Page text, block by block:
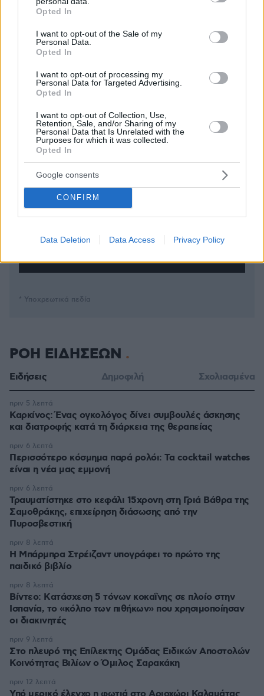
grant or deny consent to Google and its third-party tags to
use your data for below specified purposes in below Google
consent section.
Opted In
I want to opt-out of the Sale of my
Personal Data.
Opted In
I want to opt-out of processing my
Personal Data for Targeted Advertising.
Opted In
I want to opt-out of Collection, Use,
Retention, Sale, and/or Sharing of my
Personal Data that Is Unrelated with the
Purposes for which it was collected.
Opted In
Google consents
CONFIRM
Data Deletion Data Access Privacy Policy
ΣΧΌΛΙΟ *
Απομένουν2500 χαρακτήρες
* Υποχρεωτικά πεδία
ΡΟΗ ΕΙΔΗΣΕΩΝ
Ειδήσεις Δημοφιλή Σχολιασμένα
Καρκίνος: Ένας ογκολόγος δίνει συμβουλές άσκησης
και διατροφής κατά τη διάρκεια της θεραπείας
πριν 5 λεπτά
Περισσότερο κόσμημα παρά ρολόι: Τα cocktail watches
είναι η νέα μας εμμονή
πριν 6 λεπτά
Τραυματίστηκε στο κεφάλι 15χρονη στη Γριά Βάθρα της
Σαμοθράκης, επιχείρηση διάσωσης από την
Πυροσβεστική
πριν 6 λεπτά
Η Μπάρμπρα Στρέιζαντ υπογράφει το πρώτο της
παιδικό βιβλίο
πριν 8 λεπτά
Βίντεο: Kατάσχεση 5 τόνων κοκαΐνης σε πλοίο στην
Ισπανία, το «κόλπο των πιθήκων» που χρησιμοποίησαν
οι διακινητές
πριν 8 λεπτά
Στο πλευρό της Επίλεκτης Ομάδας Ειδικών Αποστολών
Κοινότητας Βιλίων ο Όμιλος Σαρακάκη
πριν 9 λεπτά
πριν 12 λεπτά